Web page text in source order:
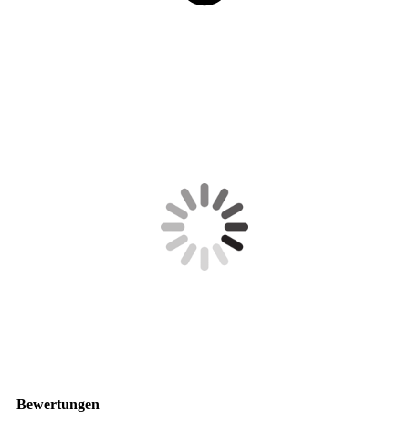
Bewertungen